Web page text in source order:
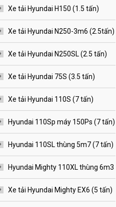
Xe tải Hyundai H150 (1.5 tấn)
Xe tải Hyundai N250-3m6 (2.5tấn)
Xe tải Hyundai N250SL (2.5 tấn)
Xe tải Hyundai 75S (3.5 tấn)
Xe tải Hyundai 110S (7 tấn)
Hyundai 110Sp máy 150Ps (7 tấn)
Hyundai 110SL thùng 5m7 (7 tấn)
Hyundai Mighty 110XL thùng 6m3
Xe tải Hyundai Mighty EX6 (5 tấn)